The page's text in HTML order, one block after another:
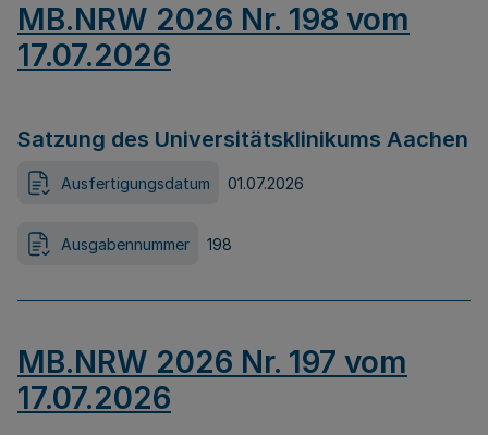
MB.NRW 2026 Nr. 198 vom
17.07.2026
Satzung des Universitätsklinikums Aachen
Ausfertigungsdatum 01.07.2026
Ausgabennummer 198
MB.NRW 2026 Nr. 197 vom
17.07.2026